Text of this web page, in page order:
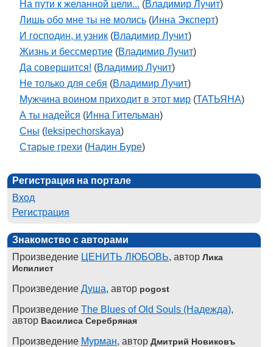
На пути к желанной цели... (Владимир Лучит)
Лишь обо мне ты не молись (Инна Эксперт)
И господин, и узник (Владимир Лучит)
Жизнь и бессмертие (Владимир Лучит)
Да совершится! (Владимир Лучит)
Не только для себя (Владимир Лучит)
Мужчина воином приходит в этот мир (ТАТЬЯНА)
А ты надейся (Инна Гительман)
Сны ( leksipechorskaya)
Старые грехи (Надин Буре)
Регистрация на портале
Вход
Регистрация
Знакомство с авторами
Произведение ЦЕНИТЬ ЛЮБОВЬ, автор Лика
Испилист
Произведение Душа, автор pogost
Произведение The Blues of Old Souls (Надежда),
автор Василиса Серебряная
Произведение Мурман, автор Дмитрий Новиковъ